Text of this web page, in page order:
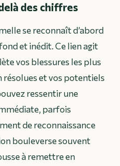
des chiffres
se reconnaît d’abord
et inédit. Ce lien agit
vos blessures les plus
résolues et vos potentiels
ressentir une
parfois
de reconnaissance
bouleverse souvent
à remettre en